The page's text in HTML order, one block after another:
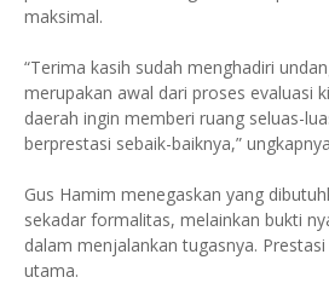
maksimal.
“Terima kasih sudah menghadiri
merupakan awal dari proses evaluasi
daerah ingin memberi ruang seluas-
berprestasi sebaik-baiknya,”
Gus Hamim menegaskan yang
sekadar formalitas, melainkan bukti
dalam menjalankan tugasnya.
utama.